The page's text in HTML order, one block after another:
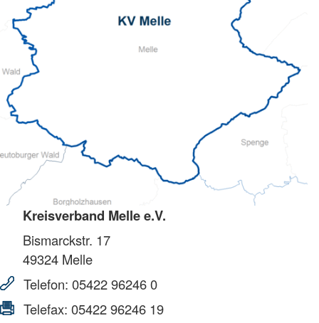
Kreisverband Melle e.V.
Bismarckstr. 17
49324 Melle
Telefon: 05422 96246 0
Telefax: 05422 96246 19